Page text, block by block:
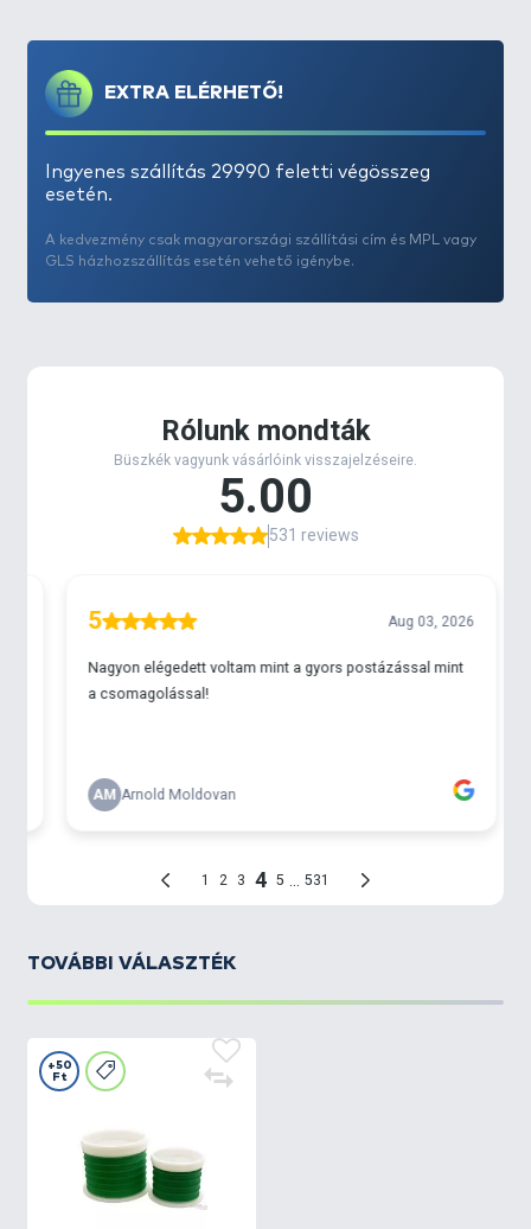
EXTRA ELÉRHETŐ!
Ingyenes szállítás 29990 feletti végösszeg
esetén.
A kedvezmény csak magyarországi szállítási cím és MPL vagy
GLS házhozszállítás esetén vehető igénybe.
TOVÁBBI VÁLASZTÉK
+50
Ft